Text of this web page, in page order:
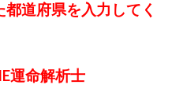
道府県を入力してく
運命解析士